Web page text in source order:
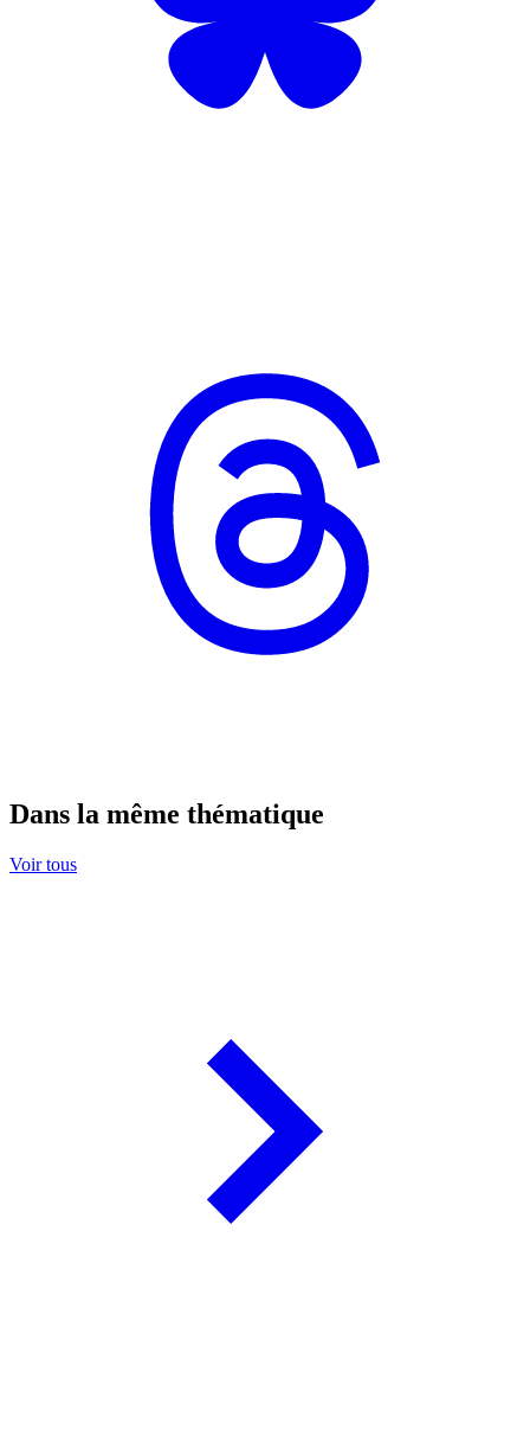
Dans la même thématique
Voir tous